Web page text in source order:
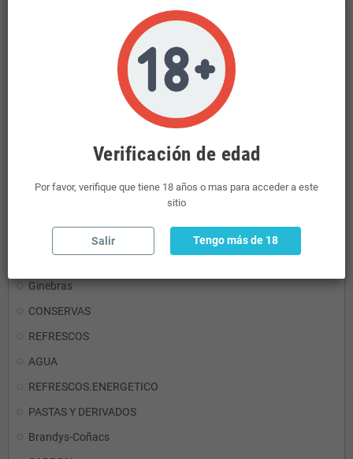
RON
Aceites y Vinagres
Ginebras
CONSERVAS
REFRESCOS
AGUA
REFRESCOS.ENERGETICO
PASTAS Y DERIVADOS
Brandys-Coñacs
Verificación de edad
Por favor, verifique que tiene 18 años o mas para acceder a este
sitio
Salir Tengo más de 18